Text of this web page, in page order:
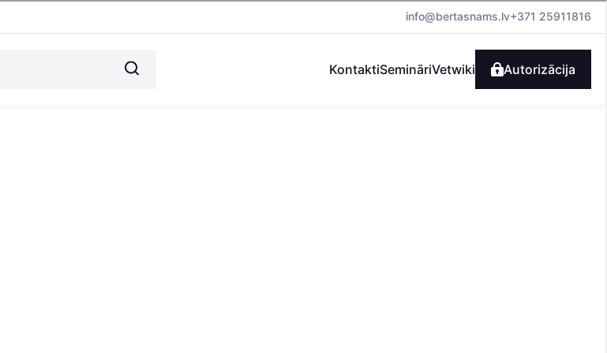
info@bertasnams.lv+371 25911816
KontaktiSemināriVetwiki Autorizācija